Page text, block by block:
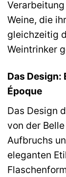
Weine, die
gleichzeitig
Weintrinker
Das Design:
Époque
Das Design
von der
Aufbruchs
eleganten